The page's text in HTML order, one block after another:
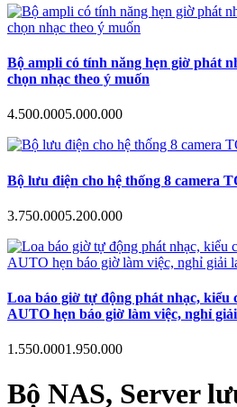
Bộ ampli có tính năng hẹn giờ phát
chọn nhạc theo ý muốn
4.500.0005.000.000
Bộ lưu điện cho hệ thống 8 camera
3.750.0005.200.000
Loa báo giờ tự động phát nhạc, kiểu
AUTO hẹn báo giờ làm việc, nghỉ
1.550.0001.950.000
Bộ NAS, Server